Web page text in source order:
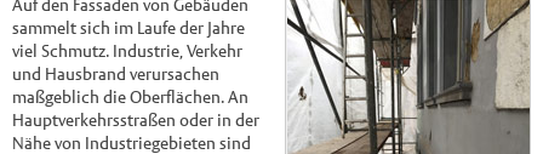
Auf den Fassaden von Gebäuden
sammelt sich im Laufe der Jahre
viel Schmutz. Industrie, Verkehr
und Hausbrand verursachen
maßgeblich die Oberflächen. An
Hauptverkehrsstraßen oder in der
Nähe von Industriegebieten sind